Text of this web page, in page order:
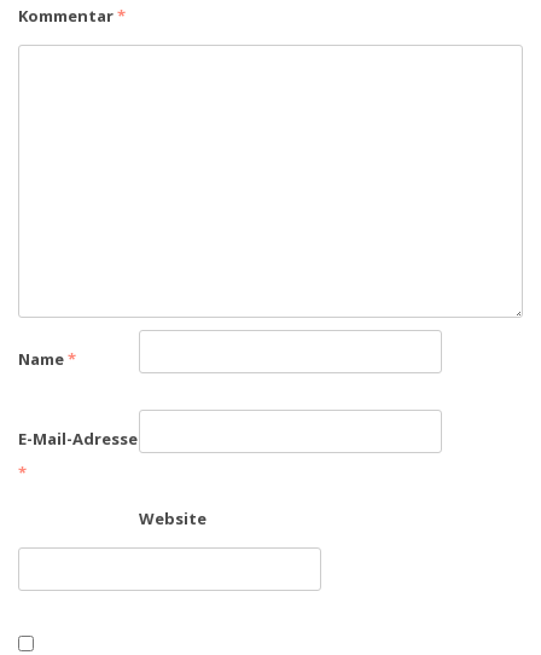
Kommentar*
Name*
E-Mail-Adresse
*
Website